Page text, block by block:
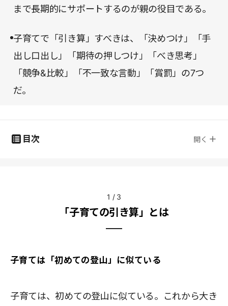
まで長期的にサポートするのが親の役目である。
子育てで「引き算」すべきは、「決めつけ」「手
出し口出し」「期待の押しつけ」「べき思考」
「競争&比較」「不一致な言動」「賞罰」の7つ
だ。
目次 開く
1 / 3
「子育ての引き算」とは
子育ては「初めての登山」に似ている
子育ては、初めての登山に似ている。これから大き